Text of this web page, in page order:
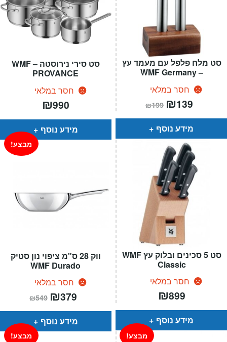
סט סירי נירוסטה – WMF
PROVANCE
חסר במלאי
₪990
מידע נוסף
סט מלח פלפל עם מעמד עץ
– WMF Germany
חסר במלאי
₪199 המחיר
המקורי
היה:
₪199.
₪139
הוא:
מידע נוסף
ווק 28 ס"מ ציפוי נון סטיק
WMF Durado
חסר במלאי
מבצע!
₪549 המחיר
המקורי
היה:
₪549.
₪379
הוא:
מידע נוסף
סט 5 סכינים ובלוק עץ WMF
Classic
חסר במלאי
₪899
מידע נוסף
מבצע! מבצע!